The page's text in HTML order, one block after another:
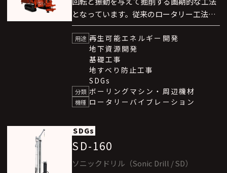
となっています。従来のロータリー工法、
エアハンマー方式、ロータリーパーカッ
ション工法に比べて格段に高速な掘削を可
能としました。なお、本技術はカナダ
SONIC DRILL社と技術提携しています。
ソニックドリル（SD）は、”東京スカイツ
リー”地区での熱供給（地域冷暖房）事業
においても、その卓越した能力を発揮して
用途 再生可能エネルギー開発
地下資源開発
基礎工事
地すべり防止工事
SDGs
分類 ボーリングマシン・周辺機材
機種 ロータリーバイブレーション
SDGs
SD-160
ソニックドリル（Sonic Drill / SD）